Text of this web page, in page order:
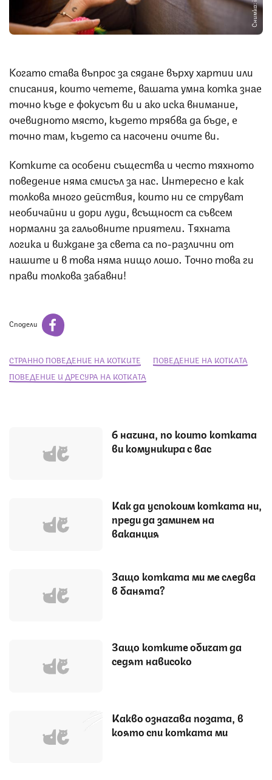
Когато става въпрос за сядане върху хартии или
списания, които четете, вашата умна котка знае
точно къде е фокусът ви и ако иска внимание,
очевидното място, където трябва да бъде, е
точно там, където са насочени очите ви.
Котките са особени същества и често тяхното
поведение няма смисъл за нас. Интересно е как
толкова много действия, които ни се струват
необичайни и дори луди, всъщност са съвсем
нормални за гальовните приятели. Тяхната
логика и виждане за света са по-различни от
нашите и в това няма нищо лошо. Точно това ги
прави толкова забавни!
Сподели
СТРАННО ПОВЕДЕНИЕ НА КОТКИТЕ
ПОВЕДЕНИЕ НА КОТКАТА
ПОВЕДЕНИЕ И ДРЕСУРА НА КОТКАТА
6 начина, по които котката
ви комуникира с вас
Как да успокоим котката ни,
преди да заминем на
ваканция
Защо котката ми ме следва
в банята?
Защо котките обичат да
седят нависоко
Какво означава позата, в
която спи котката ми